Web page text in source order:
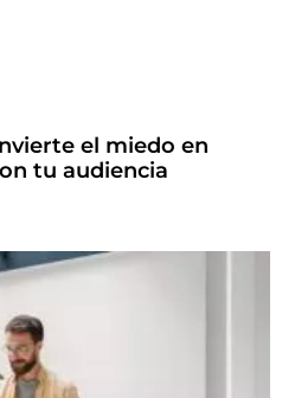
el miedo en
tu audiencia